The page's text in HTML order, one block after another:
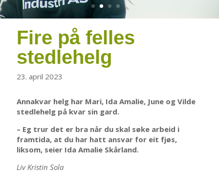
Klikk
Fire på felles
stedlehelg
23. april 2023
Annakvar helg har Mari, Ida Amalie, June og Vilde
stedlehelg på kvar sin gard.
– Eg trur det er bra når du skal søke arbeid i
framtida, at du har hatt ansvar for eit fjøs,
liksom, seier Ida Amalie Skårland.
Liv Kristin Sola